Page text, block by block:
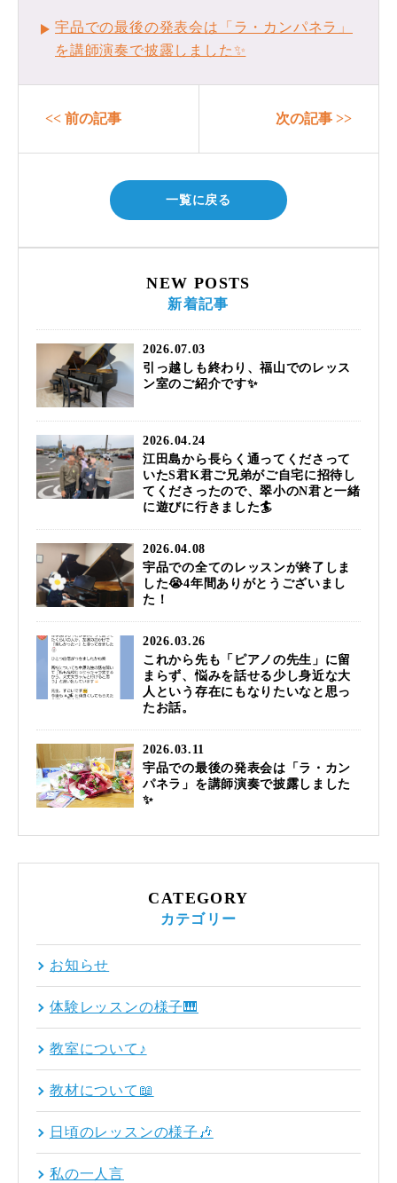
宇品での最後の発表会は「ラ・カンパネラ」
を講師演奏で披露しました✨
<< 前の記事 次の記事 >>
一覧に戻る
NEW POSTS
新着記事
2026.07.03
引っ越しも終わり、福山でのレッス
ン室のご紹介です✨
2026.04.24
江田島から長らく通ってくださって
いたS君K君ご兄弟がご自宅に招待し
てくださったので、翠小のN君と一緒
に遊びに行きました🏄️
2026.04.08
宇品での全てのレッスンが終了しま
した😭4年間ありがとうございまし
た！
2026.03.26
これから先も「ピアノの先生」に留
まらず、悩みを話せる少し身近な大
人という存在にもなりたいなと思っ
たお話。
2026.03.11
宇品での最後の発表会は「ラ・カン
パネラ」を講師演奏で披露しました
✨
CATEGORY
カテゴリー
お知らせ
体験レッスンの様子🎹
教室について♪
教材について📖
日頃のレッスンの様子🎶
私の一人言